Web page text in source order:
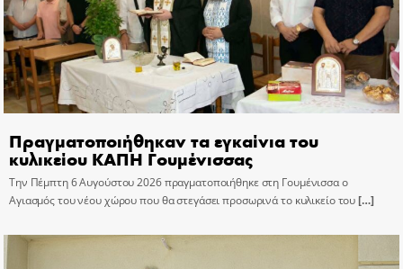
Πραγματοποιήθηκαν τα εγκαίνια του
κυλικείου ΚΑΠΗ Γουμένισσας
Την Πέμπτη 6 Αυγούστου 2026 πραγματοποιήθηκε στη Γουμένισσα ο
Αγιασμός του νέου χώρου που θα στεγάσει προσωρινά το κυλικείο του[…]